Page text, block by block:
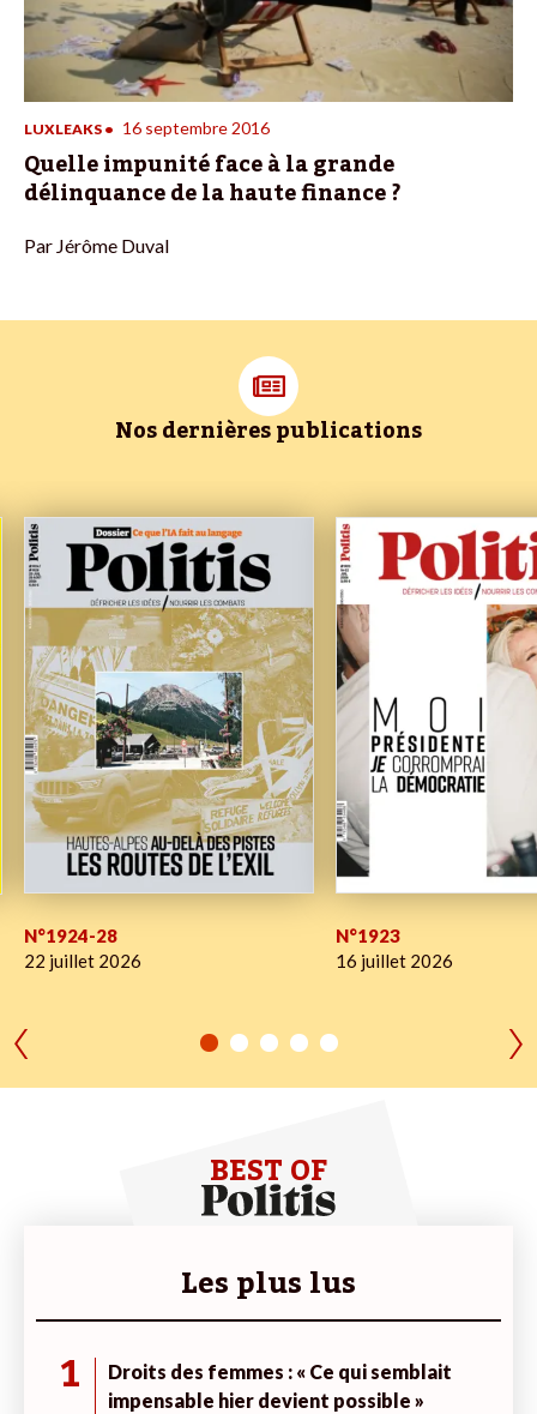
LUXLEAKS • 16 septembre 2016
Quelle impunité face à la grande
délinquance de la haute finance ?
Par Jérôme Duval
Nos dernières publications
N°1924-28
22 juillet 2026
N°1923
16 juillet 2026
BEST OF
Les plus lus
1
Droits des femmes : « Ce qui semblait
impensable hier devient possible »